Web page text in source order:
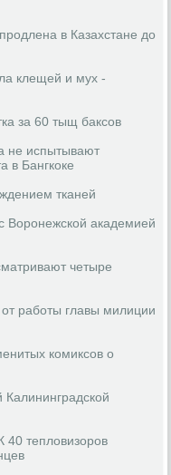
в Казахстане до
клещей и мух -
за 60 тыщ баксов
не испытывают
в Бангкоке
тканей
Воронежской академией
четыре
работы главы милиции
комиксов о
Калининградской
40 тепловизоров